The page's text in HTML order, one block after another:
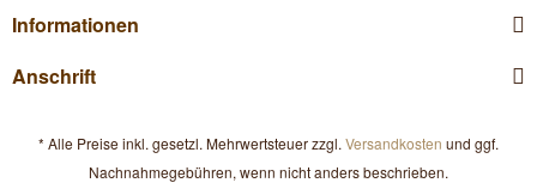
Informationen
Anschrift
* Alle Preise inkl. gesetzl. Mehrwertsteuer zzgl. Versandkosten und ggf.
Nachnahmegebühren, wenn nicht anders beschrieben.